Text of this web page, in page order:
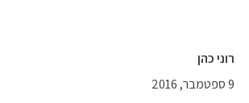
רוני כהן
9 ספטמבר, 2016